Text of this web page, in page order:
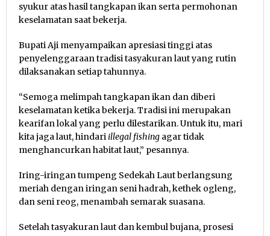
syukur atas hasil tangkapan ikan serta permohonan
keselamatan saat bekerja.
Bupati Aji menyampaikan apresiasi tinggi atas
penyelenggaraan tradisi tasyakuran laut yang rutin
dilaksanakan setiap tahunnya.
“Semoga melimpah tangkapan ikan dan diberi
keselamatan ketika bekerja. Tradisi ini merupakan
kearifan lokal yang perlu dilestarikan. Untuk itu, mari
kita jaga laut, hindariillegal fishing agar tidak
menghancurkan habitat laut,” pesannya.
Iring-iringan tumpeng Sedekah Laut berlangsung
meriah dengan iringan seni hadrah, kethek ogleng,
dan seni reog, menambah semarak suasana.
Setelah tasyakuran laut dan kembul bujana, prosesi